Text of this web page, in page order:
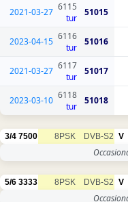
51015
6115
tur
2021-03-27
51016
6116
tur
2023-04-15
51017
6117
tur
2021-03-27
51018
6118
tur
2023-03-10
V
DVB-S2
8PSK
7500
3/4
V
DVB-S2
8PSK
3333
5/6